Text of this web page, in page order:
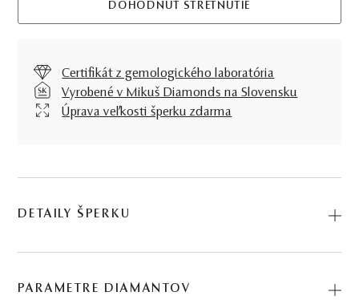
DOHODNÚŤ STRETNUTIE
Certifikát z gemologického laboratória
Vyrobené v Mikuš Diamonds na Slovensku
Úprava veľkosti šperku zdarma
DETAILY ŠPERKU
prírodné materiály: ružové zlato, diamant. Kód:
PARAMETRE DIAMANTOV